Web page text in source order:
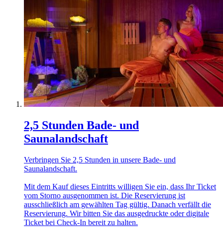
2,5 Stunden Bade- und
Saunalandschaft
Verbringen Sie 2,5 Stunden in unsere Bade- und
Saunalandschaft.
Mit dem Kauf dieses Eintritts willigen Sie ein, dass Ihr Ticket
vom Storno ausgenommen ist. Die Reservierung ist
ausschließlich am gewählten Tag gültig. Danach verfällt die
Reservierung. Wir bitten Sie das ausgedruckte oder digitale
Ticket bei Check-In bereit zu halten.